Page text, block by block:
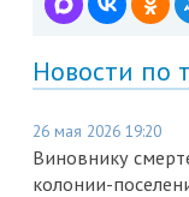
Новости по
26 мая 2026 19:20
Виновнику
колонии-